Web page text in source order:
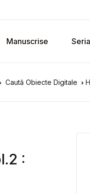
Manuscrise
Caută Obiecte Digitale
: